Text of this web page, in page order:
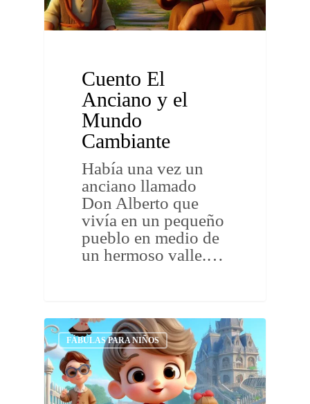
Cuento El
Anciano y el
Mundo
Cambiante
Había una vez un
anciano llamado
Don Alberto que
vivía en un pequeño
pueblo en medio de
un hermoso valle.…
FÁBULAS PARA NIÑOS